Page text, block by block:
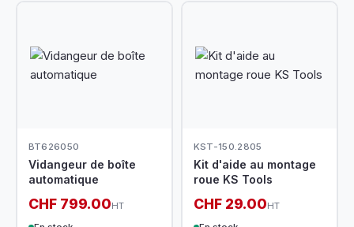
BT626050
Vidangeur de boîte
automatique
CHF 799.00HT
KST-150.2805
Kit d'aide au montage
roue KS Tools
CHF 29.00HT